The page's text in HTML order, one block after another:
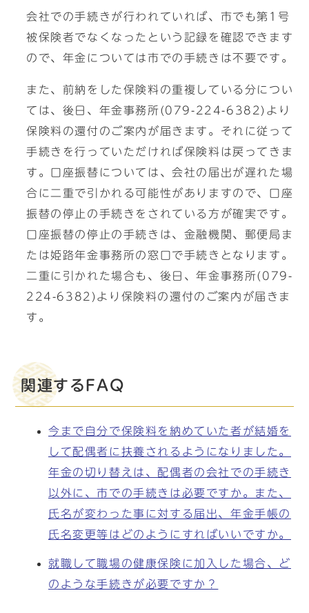
会社での手続きが行われていれば、市でも第1号
被保険者でなくなったという記録を確認できます
ので、年金については市での手続きは不要です。
また、前納をした保険料の重複している分につい
ては、後日、年金事務所(079-224-6382)より
保険料の還付のご案内が届きます。それに従って
手続きを行っていただければ保険料は戻ってきま
す。口座振替については、会社の届出が遅れた場
合に二重で引かれる可能性がありますので、口座
振替の停止の手続きをされている方が確実です。
口座振替の停止の手続きは、金融機関、郵便局ま
たは姫路年金事務所の窓口で手続きとなります。
二重に引かれた場合も、後日、年金事務所(079-
224-6382)より保険料の還付のご案内が届きま
す。
関連するFAQ
今まで自分で保険料を納めていた者が結婚を
して配偶者に扶養されるようになりました。
年金の切り替えは、配偶者の会社での手続き
以外に、市での手続きは必要ですか。また、
氏名が変わった事に対する届出、年金手帳の
氏名変更等はどのようにすればいいですか。
就職して職場の健康保険に加入した場合、ど
のような手続きが必要ですか？